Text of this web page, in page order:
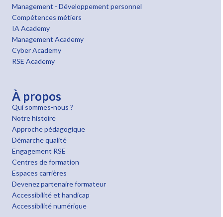
Management - Développement personnel
Compétences métiers
IA Academy
Management Academy
Cyber Academy
RSE Academy
À propos
Qui sommes-nous ?
Notre histoire
Approche pédagogique
Démarche qualité
Engagement RSE
Centres de formation
Espaces carrières
Devenez partenaire formateur
Accessibilité et handicap
Accessibilité numérique